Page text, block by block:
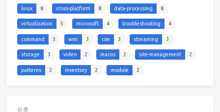
linux 8 cross-platform 8 data-processing 8
virtualization 5 microsoft 4 troubleshooting 4
command 3 wmi 3 cim 3 streaming 3
storage 3 video 2 macos 2 site-management 2
patterns 2 inventory 2 module 2
分类